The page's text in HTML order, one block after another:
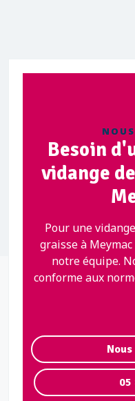
Besoin
vidange
Pour une
graisse à
notre équipe.
conforme aux
05